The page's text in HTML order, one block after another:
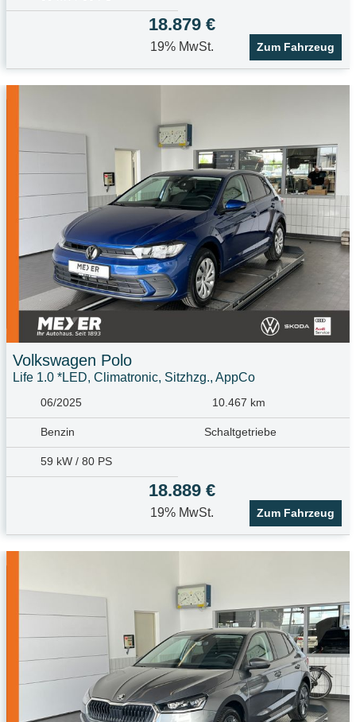
18.879 €
19% MwSt. Zum Fahrzeug
Volkswagen Polo
Life 1.0 *LED, Climatronic, Sitzhzg., AppCo
06/2025 10.467 km
Benzin Schaltgetriebe
59 kW / 80 PS
18.889 €
19% MwSt. Zum Fahrzeug